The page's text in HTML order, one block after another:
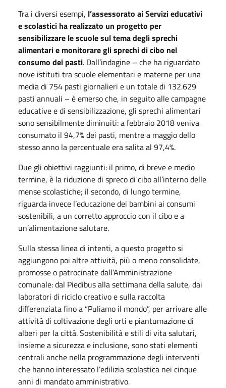
Tra i diversi esempi, l’assessorato ai Servizi educativi
e scolastici ha realizzato un progetto per
sensibilizzare le scuole sul tema degli sprechi
alimentari e monitorare gli sprechi di cibo nel
consumo dei pasti. Dall’indagine – che ha riguardato
nove istituti tra scuole elementari e materne per una
media di 754 pasti giornalieri e un totale di 132.629
pasti annuali – è emerso che, in seguito alle campagne
educative e di sensibilizzazione, gli sprechi alimentari
sono sensibilmente diminuiti: a febbraio 2018 veniva
consumato il 94,7% dei pasti, mentre a maggio dello
stesso anno la percentuale era salita al 97,4%.
Due gli obiettivi raggiunti: il primo, di breve e medio
termine, è la riduzione di spreco di cibo all’interno delle
mense scolastiche; il secondo, di lungo termine,
riguarda invece l’educazione dei bambini ai consumi
sostenibili, a un corretto approccio con il cibo e a
un’alimentazione salutare.
Sulla stessa linea di intenti, a questo progetto si
aggiungono poi altre attività, più o meno consolidate,
promosse o patrocinate dall’Amministrazione
comunale: dal Piedibus alla settimana della salute, dai
laboratori di riciclo creativo e sulla raccolta
differenziata fino a “Puliamo il mondo”, per arrivare alle
attività di coltivazione degli orti e piantumazione di
alberi per la città. Sostenibilità e stili di vita salutari,
insieme a sicurezza e inclusione, sono stati elementi
centrali anche nella programmazione degli interventi
che hanno interessato l’edilizia scolastica nei cinque
anni di mandato amministrativo.